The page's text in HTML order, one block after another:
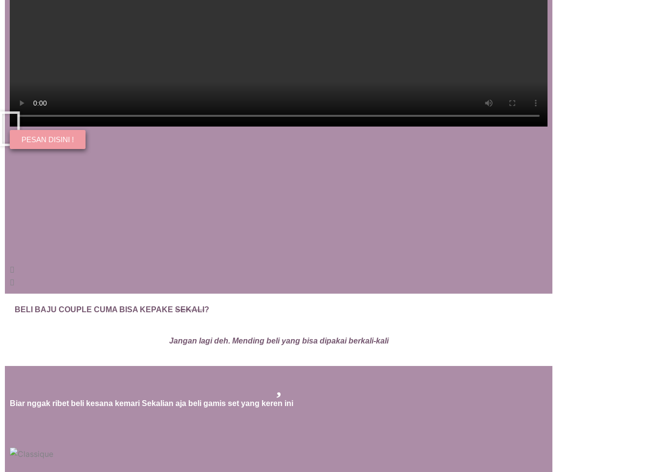
PESAN DISINI !
BELI BAJU COUPLE CUMA BISA KEPAKE SEKALI?
Jangan lagi deh. Mending beli yang bisa dipakai berkali-kali
Biar nggak ribet beli kesana kemari Sekalian aja beli gamis set yang keren ini